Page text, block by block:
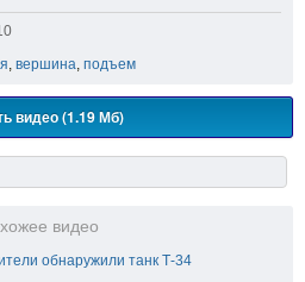
вершина подъем
видео (1.19 Мб)
видео
обнаружили танк Т-34